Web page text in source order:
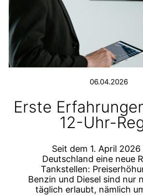
06.04.2026
Erste
12-Uhr-
Seit dem 1. April
Deutschland eine neue
Tankstellen:
Benzin und Diesel sind nur
täglich erlaubt, nämlich